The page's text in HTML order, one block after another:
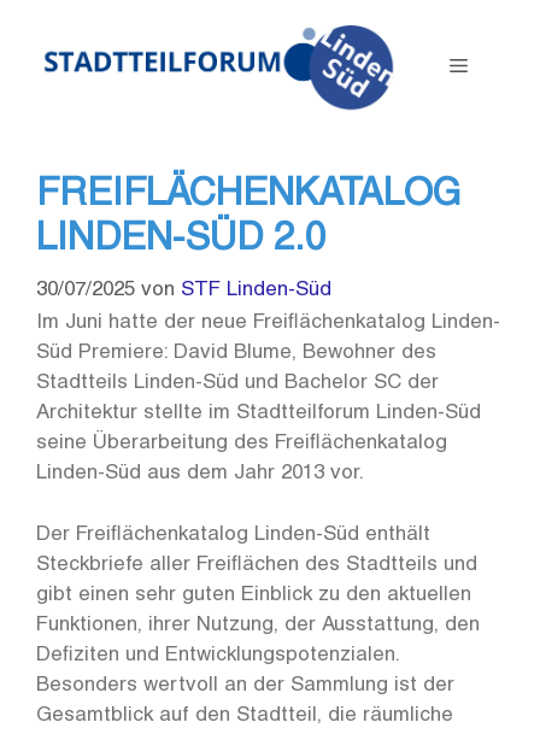
springen
Menü
FREIFLÄCHENKATALOG
LINDEN-SÜD 2.0
30/07/2025 von STF Linden-Süd
Im Juni hatte der neue Freiflächenkatalog Linden-
Süd Premiere: David Blume, Bewohner des
Stadtteils Linden-Süd und Bachelor SC der
Architektur stellte im Stadtteilforum Linden-Süd
seine Überarbeitung des Freiflächenkatalog
Linden-Süd aus dem Jahr 2013 vor.
Der Freiflächenkatalog Linden-Süd enthält
Steckbriefe aller Freiflächen des Stadtteils und
gibt einen sehr guten Einblick zu den aktuellen
Funktionen, ihrer Nutzung, der Ausstattung, den
Defiziten und Entwicklungspotenzialen.
Besonders wertvoll an der Sammlung ist der
Gesamtblick auf den Stadtteil, die räumliche